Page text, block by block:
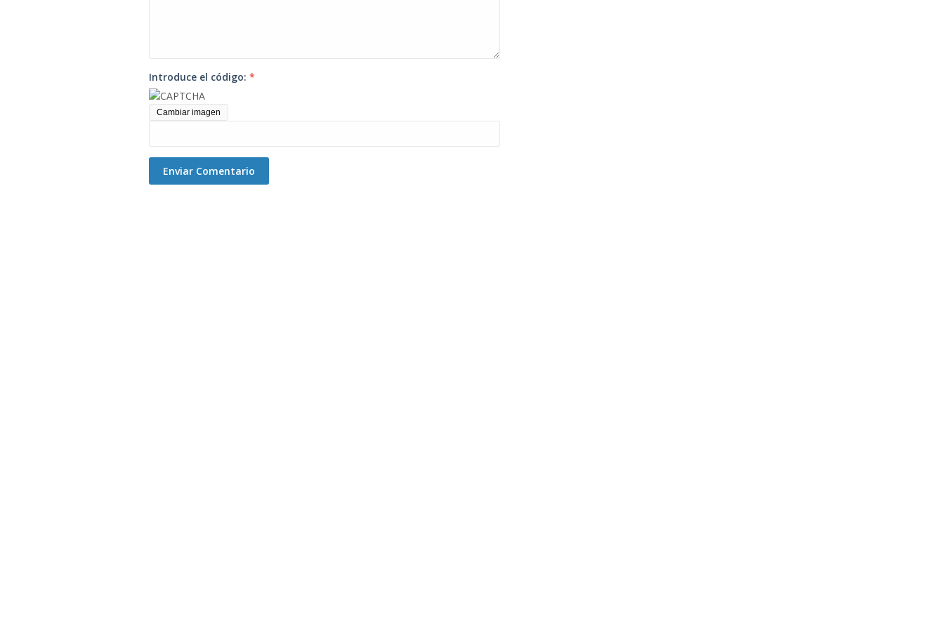
Introduce el código: *
Cambiar imagen
Enviar Comentario